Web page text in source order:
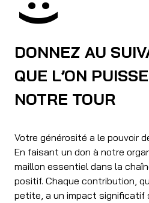
:)
DONNEZ AU
QUE L’ON
NOTRE TOUR
Votre générosité a le pouvoir
En faisant un don à notre
maillon essentiel dans la
positif. Chaque contribution,
petite, a un impact significatif